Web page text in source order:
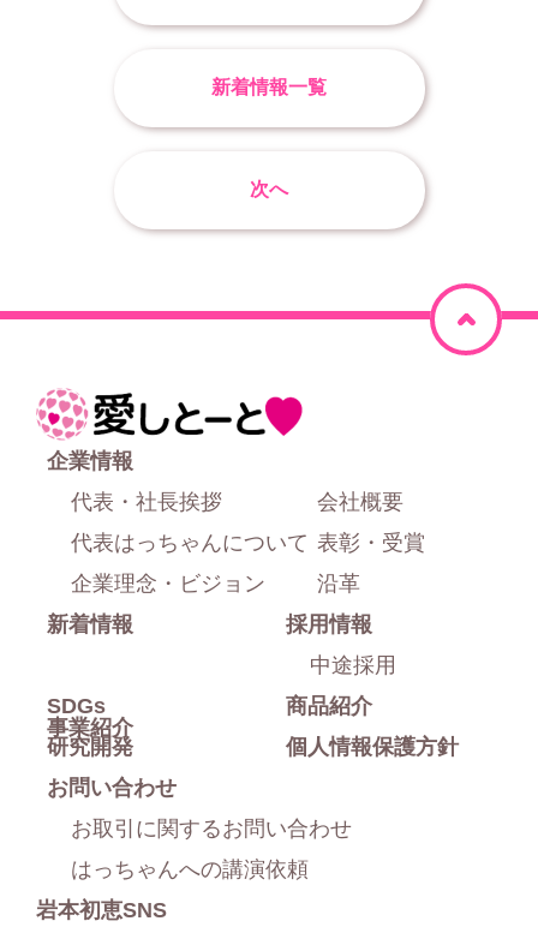
新着情報一覧
次へ
ペ
ー
ホ
ー
企業情報
代表・社長挨拶
代表はっちゃんについて
企業理念・ビジョン
会社概要
表彰・受賞
沿革
採用情報
中途採用
事業紹介
商品紹介
研究開発
新着情報
個人情報保護方針
SDGs
お問い合わせ
お取引に関するお問い合わせ
はっちゃんへの講演依頼
岩本初恵SNS